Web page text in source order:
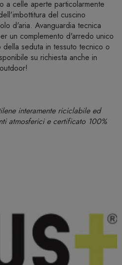
a celle aperte particolarmente
del cuscino
d'aria. Avanguardia tecnica
un complemento d'arredo unico
della seduta in tessuto tecnico o
su richiesta anche in
interamente riciclabile ed
atmosferici e certificato 100%